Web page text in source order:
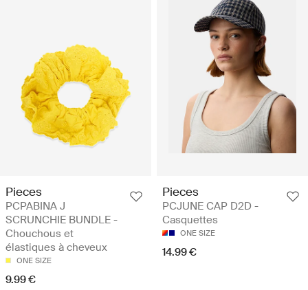
Pieces
PCPABINA J
SCRUNCHIE BUNDLE -
Chouchous et
élastiques à cheveux
ONE SIZE
9.99 €
Pieces
PCJUNE CAP D2D -
Casquettes
ONE SIZE
14.99 €